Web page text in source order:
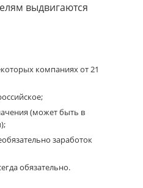
выдвигаются
компаниях от 21
(может быть в
заработок
обязательно.